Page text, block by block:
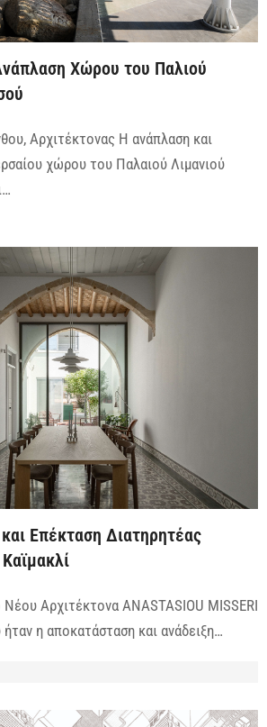
Χώρου του Παλιού
Αρχιτέκτονας Η ανάπλαση και
χώρου του Παλαιού Λιμανιού
Επέκταση Διατηρητέας
Νέου Αρχιτέκτονα ANASTASIOU MISSERI
η αποκατάσταση και ανάδειξη…